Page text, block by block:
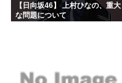
【日向坂46】 上村ひなの、重大
な問題について